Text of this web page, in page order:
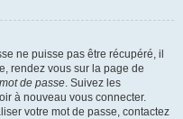
ne puisse pas être récupéré, il
rendez vous sur la page de
de passe. Suivez les
à nouveau vous connecter.
votre mot de passe, contactez